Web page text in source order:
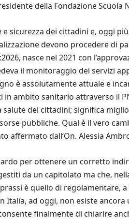
della Fondazione Scuola
sicurezza dei cittadini e, oggi
devono procedere di
nasce nel 2021 con
il monitoraggio dei servizi
è assolutamente attuale e
ambito sanitario attraverso il
dei cittadini; significa
pubbliche. Qual è il vero
affermato dall’On. Alessia
per ottenere un corretto
da un capitolato ma che,
è quello di regolamentare,
Italia, ad oggi, non esiste
finalmente di chiarire